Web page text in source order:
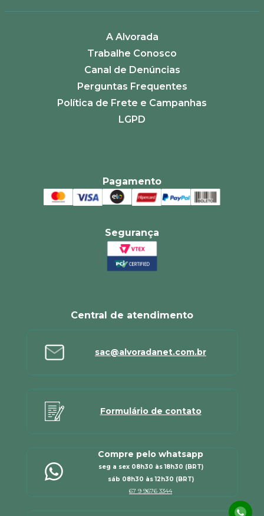
A Alvorada
Trabalhe Conosco
Canal de Denúncias
Perguntas Frequentes
Política de Frete e Campanhas
LGPD
Pagamento
Segurança
Central de atendimento
sac@alvoradanet.com.br
Formulário de contato
Compre pelo whatsapp
seg a sex 08h30 às 18h30 (BRT)
sáb 08h30 às 12h30 (BRT)
67 9 9676 3344